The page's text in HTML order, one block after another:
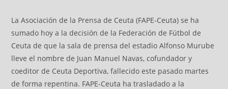
La Asociación de la Prensa de Ceuta (FAPE-Ceuta) se ha
sumado hoy a la decisión de la Federación de Fútbol de
Ceuta de que la sala de prensa del estadio Alfonso Murube
lleve el nombre de Juan Manuel Navas, cofundador y
coeditor de Ceuta Deportiva, fallecido este pasado martes
de forma repentina. FAPE-Ceuta ha trasladado a la